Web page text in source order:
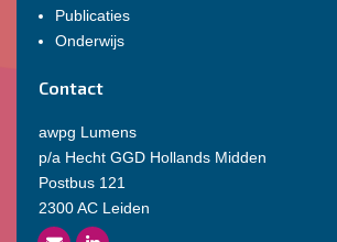
Publicaties
Onderwijs
Contact
awpg Lumens
p/a Hecht GGD Hollands Midden
Postbus 121
2300 AC Leiden